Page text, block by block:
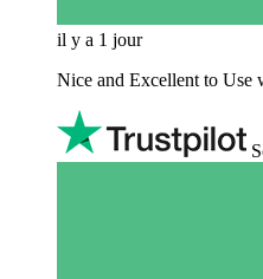
il y a 1 jour
Nice and Excellent to Use